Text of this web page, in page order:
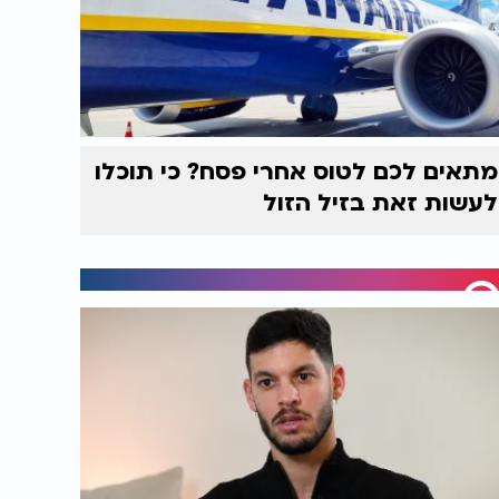
מתאים לכם לטוס אחרי פסח? כי תוכלו
לעשות זאת בזיל הזול